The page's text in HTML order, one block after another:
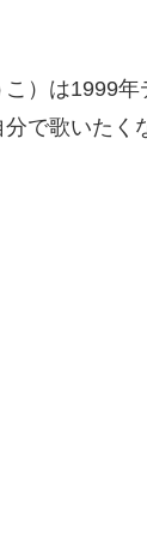
）は1999
で歌いたく